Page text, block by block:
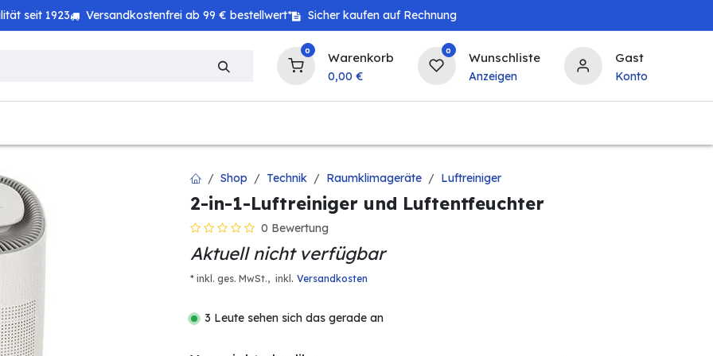
seit 1923 Versandkostenfrei ab 99 € bestellwert* Sicher kaufen auf Rechnung
0 Warenkorb
0,00 €
0 Wunschliste
Anzeigen
Gast
Konto
Shop Technik Raumklimageräte Luftreiniger
2-in-1-Luftreiniger und Luftentfeuchter
0 Bewertung
Aktuell nicht verfügbar
* inkl. ges. MwSt., inkl . Versandkosten
3 Leute sehen sich das gerade an